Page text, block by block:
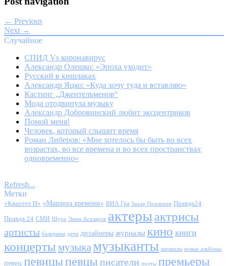
← Previous
Next →
Случайное
СПИД Vs коронавирус
Александр Олешко: «Эпоха уходит»
Русский в кишлаках
Александр Яцко: «Куда хочу туда и вставляю»
Кастинг „Джентельменов“
Мода отодвинула музыку
Александр Добровинский любит эксцентриков
Помой меня!
Человек, который слышит время
Роман Либеров: «Мне хотелось бы быть во всех
возрастах, во все времена и во всех пространствах
одновременно»
Refresh...
Метки
«Квартет И» «Машина времени» ВИА Гра Захар Прилепин Правда24
Правда 24 СМИ Шура Эмин Агаларов актерыактрисы
артисты балерины дети дизайнеры журналы кино книги
концерты музыка музыканты мюзиклы новые альбомы
певец певицыпевцыписатели поэты премьеры